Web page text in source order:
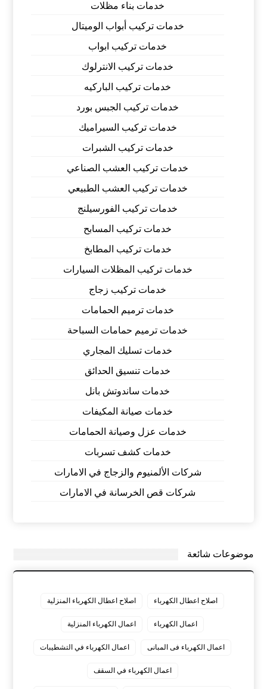
خدمات بناء مظلات
خدمات تركيب أبواب الوميتال
خدمات تركيب ابواب
خدمات تركيب الانترلوك
خدمات تركيب الباركيه
خدمات تركيب الجبس بورد
خدمات تركيب السيراميك
خدمات تركيب الشبرات
خدمات تركيب العشب الصناعي
خدمات تركيب العشب الطبيعي
خدمات تركيب الفورسيلنج
خدمات تركيب المسابح
خدمات تركيب المطابخ
خدمات تركيب المظلات السيارات
خدمات تركيب زجاج
خدمات ترميم الحمامات
خدمات ترميم حمامات السباحة
خدمات تسليك المجاري
خدمات تنسيق الحدائق
خدمات ساندوتش بانل
خدمات صيانة المكيفات
خدمات عزل وصيانة الحمامات
خدمات كشف تسربات
شركات الألمنيوم والزجاج في الامارات
شركات قص الخرسانة في الامارات
موضوعات شائعة
اصلاح اعطال الكهرباء اصلاح اعطال الكهرباء المنزلية
اعمال الكهرباء اعمال الكهرباء المنزلية
اعمال الكهرباء فى المبانى اعمال الكهرباء في التشطيبات
اعمال الكهرباء في السقف